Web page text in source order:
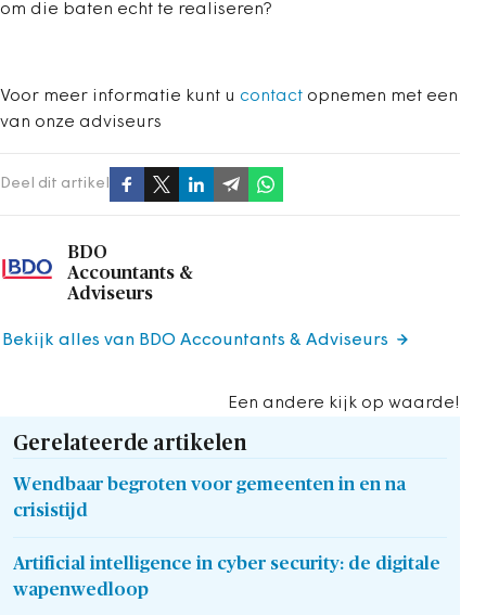
om die baten echt te realiseren?
Voor meer informatie kunt u contact opnemen met een
van onze adviseurs
Deel dit artikel
BDO
Accountants &
Adviseurs
Een andere kijk op waarde!
Bekijk alles van BDO Accountants & Adviseurs
Gerelateerde artikelen
Wendbaar begroten voor gemeenten in en na
crisistijd
Artificial intelligence in cyber security: de digitale
wapenwedloop